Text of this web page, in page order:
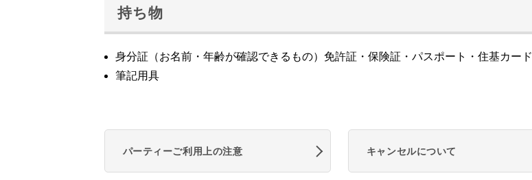
持ち物
身分証（お名前・年齢が確認できるもの）免許証・保険証・パスポート・住基カード
筆記用具
パーティーご利用上の注意 キャンセルについて